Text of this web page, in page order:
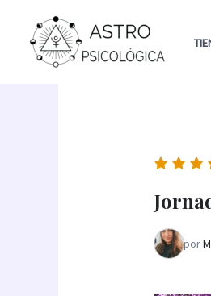
contenido
por